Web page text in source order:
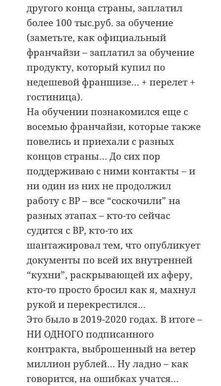
другого конца страны, заплатил
более 100 тыс.руб. за обучение
(заметьте, как официальный
франчайзи – заплатил за обучение
продукту, который купил по
недешевой франшизе… + перелет +
гостиница).
На обучении познакомился еще с
восемью франчайзи, которые также
повелись и приехали с разных
концов страны… До сих пор
поддерживаю с ними контакты – и
ни один из них не продолжил
работу с ВР – все “соскочили” на
разных этапах – кто-то сейчас
судится с ВР, кто-то их
шантажировал тем, что опубликует
документы по всей их внутренней
“кухни”, раскрывающей их аферу,
кто-то просто бросил как я, махнул
рукой и перекрестился…
Это было в 2019-2020 годах. В итоге –
НИ ОДНОГО подписанного
контракта, выброшенный на ветер
миллион рублей… Ну ладно – как
говорится, на ошибках учатся…